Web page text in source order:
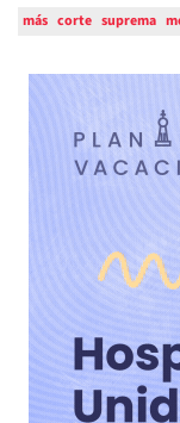
más corte suprema